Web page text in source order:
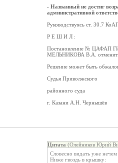
- Названный не достиг
административной
Руководствуясь ст. 30.7
Р Е Ш И Л :
Постановление № ЦАФАП
МЕЛЬНИКОВА В.А. отменить,
Решение может быть
Судья Приволжского
районного суда
г. Казани А.Н. Чернышёв
Цитата (Олейников Юрий
Словесно видать уже нечем
Ниже гвоздь в крышку: